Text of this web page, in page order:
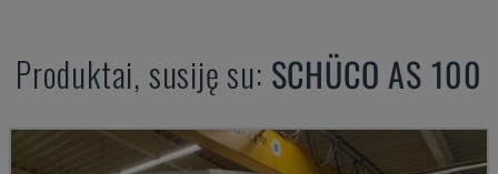
Produktai, susiję su: SCHÜCO AS 100